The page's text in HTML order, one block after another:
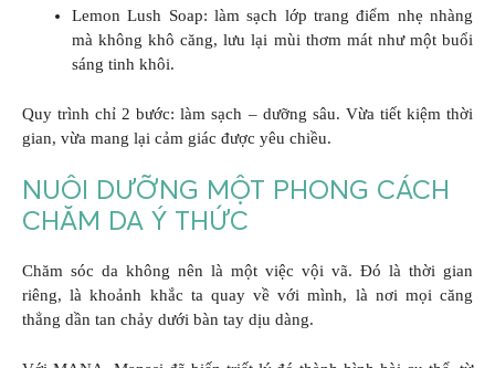
Lemon Lush Soap: làm sạch lớp trang điểm nhẹ nhàng
mà không khô căng, lưu lại mùi thơm mát như một buổi
sáng tinh khôi.
Quy trình chỉ 2 bước: làm sạch – dưỡng sâu. Vừa tiết kiệm thời
gian, vừa mang lại cảm giác được yêu chiều.
NUÔI DƯỠNG MỘT PHONG CÁCH
CHĂM DA Ý THỨC
Chăm sóc da không nên là một việc vội vã. Đó là thời gian
riêng, là khoảnh khắc ta quay về với mình, là nơi mọi căng
thẳng dần tan chảy dưới bàn tay dịu dàng.